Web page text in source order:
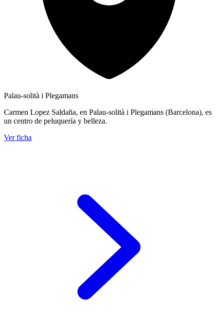
Palau-solità i Plegamans
Carmen Lopez Saldaña, en Palau-solità i Plegamans (Barcelona), es
un centro de peluquería y belleza.
Ver ficha